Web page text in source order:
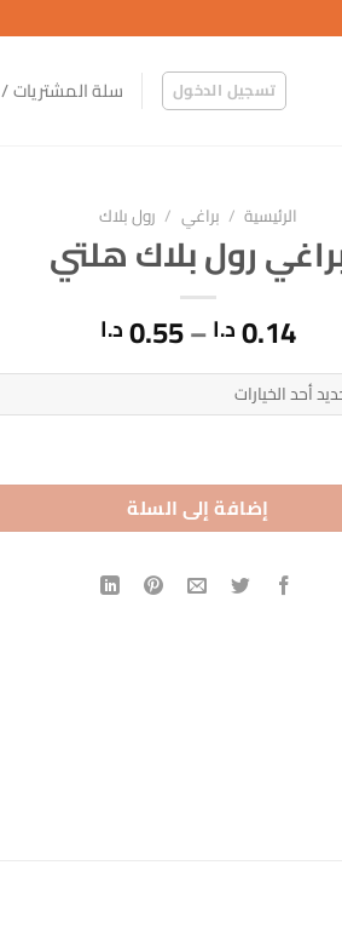
تسجيل الدخول سلة المشتريات /
الرئيسية / براغي / رول بلاك
رول بلاك هلتي
0.14د.ا–
0.55د.ا
السعر:
من
إضافة إلى السلة